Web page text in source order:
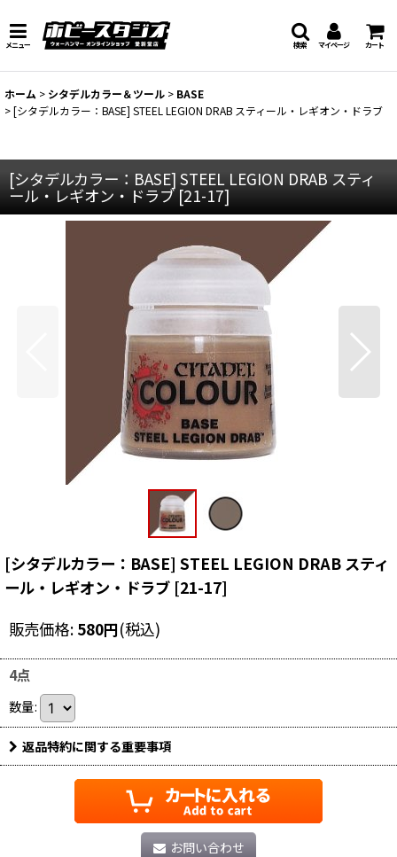
メニュー マイページ カート
検索
ホーム > シタデルカラー＆ツール > BASE
>[シタデルカラー：BASE] STEEL LEGION DRAB スティール・レギオン・ドラブ
[シタデルカラー：BASE] STEEL LEGION DRAB スティ
ール・レギオン・ドラブ [21-17]
[シタデルカラー：BASE] STEEL LEGION DRAB スティ
ール・レギオン・ドラブ [21-17]
販売価格: 580円(税込)
4点
数量:
返品特約に関する重要事項
お問い合わせ